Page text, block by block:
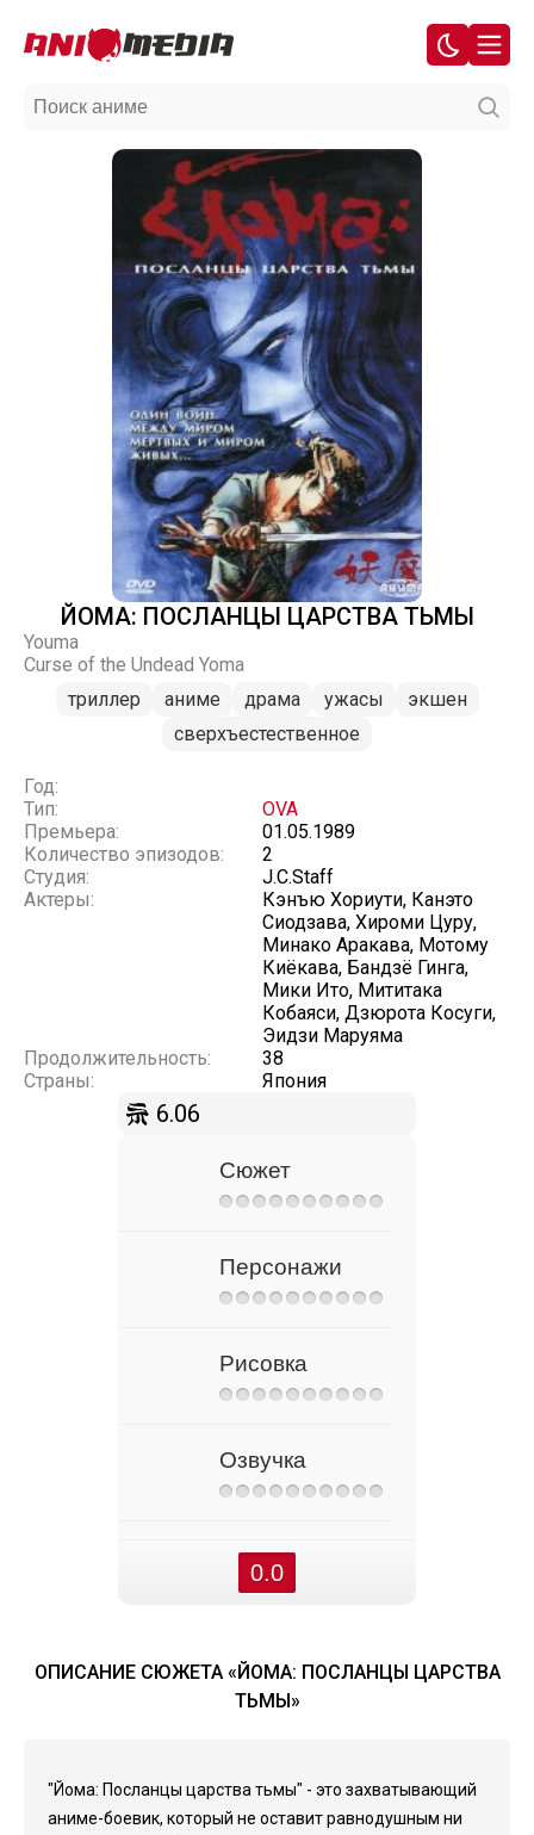
ЙОМА: ПОСЛАНЦЫ ЦАРСТВА ТЬМЫ
Youma
Curse of the Undead Yoma
триллер
аниме драма ужасы
экшен
сверхъестественное
Год:
Тип:
OVA
Премьера:
01.05.1989
Количество эпизодов:
2
Студия:
J.C.Staff
Актеры:
Кэнъю Хориути, Канэто
Сиодзава, Хироми Цуру,
Минако Аракава, Мотому
Киёкава, Бандзё Гинга,
Мики Ито, Мититака
Кобаяси, Дзюрота Косуги,
Эидзи Маруяма
Продолжительность:
38
Страны:
Япония
6.06
Сюжет
Персонажи
Рисовка
Озвучка
0.0
ОПИСАНИЕ СЮЖЕТА «ЙОМА: ПОСЛАНЦЫ ЦАРСТВА
ТЬМЫ»
"Йома: Посланцы царства тьмы" - это захватывающий
аниме-боевик, который не оставит равнодушным ни